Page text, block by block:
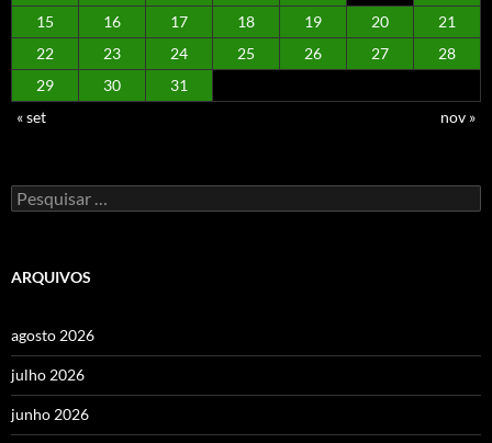
15
16 17 18 19 20
21
22
23 24 25 26 27
28
29
30
31
« set
nov »
Pesquisar
por:
ARQUIVOS
agosto 2026
julho 2026
junho 2026